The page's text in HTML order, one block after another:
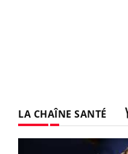
LA CHAÎNE SANTÉ